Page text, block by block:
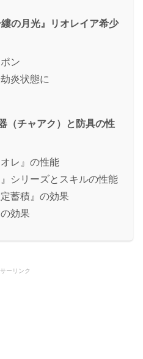
の月光』リオレイア希少
ン
炎状態に
（チャアク）と防具の性
レ』の性能
シリーズとスキルの性能
蓄積』の効果
効果
ーリンク